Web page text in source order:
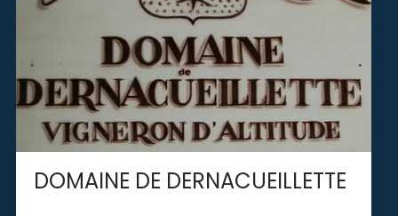
DOMAINE DE DERNACUEILLETTE